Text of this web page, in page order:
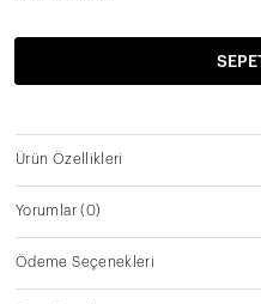
Ürün Özellikleri
Yorumlar(0)
Ödeme Seçenekleri